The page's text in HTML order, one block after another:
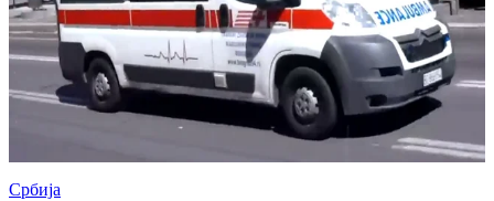
Србија